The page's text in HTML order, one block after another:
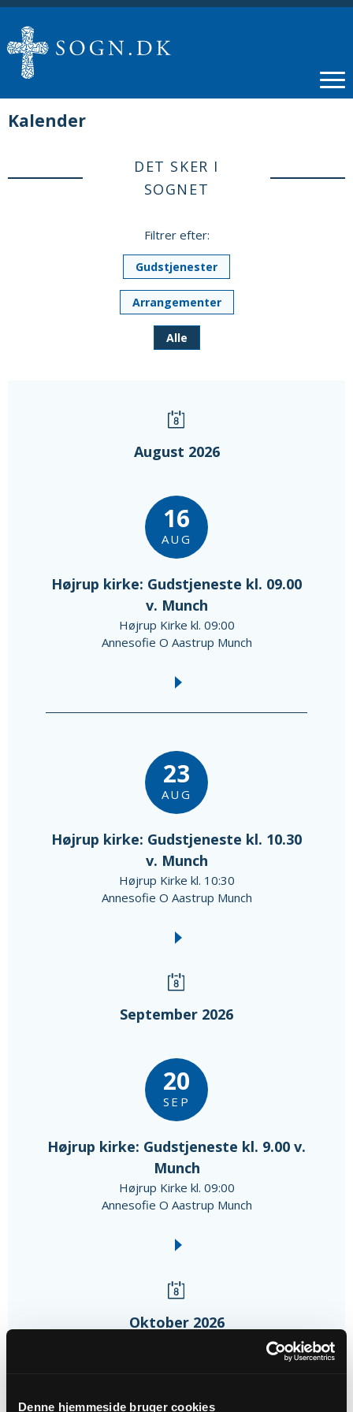
Denne hjemmeside bruger cookies
Kalender
DET SKER I
SOGNET
Filtrer efter:
Gudstjenester
Arrangementer
Alle
August 2026
16
AUG
Højrup kirke: Gudstjeneste kl. 09.00
v. Munch
Højrup Kirke kl. 09:00
Annesofie O Aastrup Munch
23
AUG
Højrup kirke: Gudstjeneste kl. 10.30
v. Munch
Højrup Kirke kl. 10:30
Annesofie O Aastrup Munch
September 2026
20
SEP
Højrup kirke: Gudstjeneste kl. 9.00 v.
Munch
Højrup Kirke kl. 09:00
Annesofie O Aastrup Munch
Oktober 2026